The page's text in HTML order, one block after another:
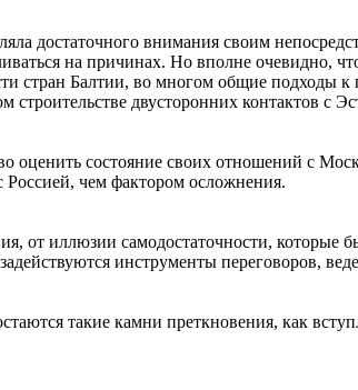
достаточного внимания своим
на причинах. Но вполне очевидно,
стран Балтии, во многом общие подходы
двусторонних контактов с
оценить состояние своих отношений с
Россией, чем фактором осложнения.
от иллюзии самодостаточности,
инструменты переговоров,
такие камни преткновения, как